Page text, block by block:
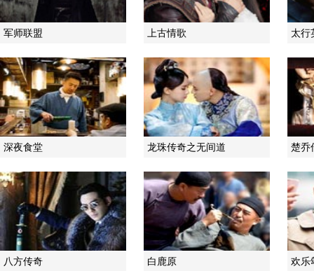
军师联盟 上古情歌 太行
深夜食堂 龙珠传奇之无间道 楚乔
八方传奇 白鹿原 欢乐